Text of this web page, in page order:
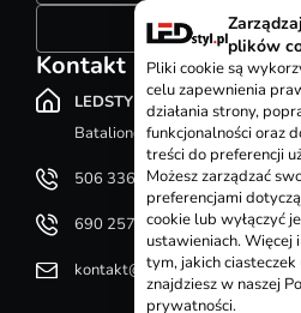
Konfigurator
Kontakt
LEDSTYL.pl
Batalionów Chłopskich 12, 94-
506 336 320
690 257 092
kontakt@ledstyl.pl
plików
Pliki cookie są
celu zapewnienia
działania strony,
funkcjonalności oraz
treści do preferencji
Możesz zarządzać
preferencjami
cookie lub wyłączyć
ustawieniach. Więcej
tym, jakich
znajdziesz w naszej
prywatności.